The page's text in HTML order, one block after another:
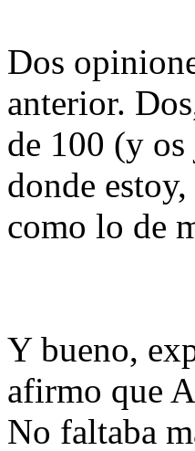
Dos
anterior.
de 100 (y
donde
como lo de
Y bueno,
afirmo que
No faltaba